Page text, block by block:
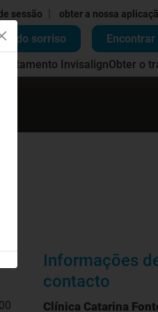
sessão obter a nossa
do sorriso
tratamento InvisalignObter o
Informações
contacto
Clínica Catarina